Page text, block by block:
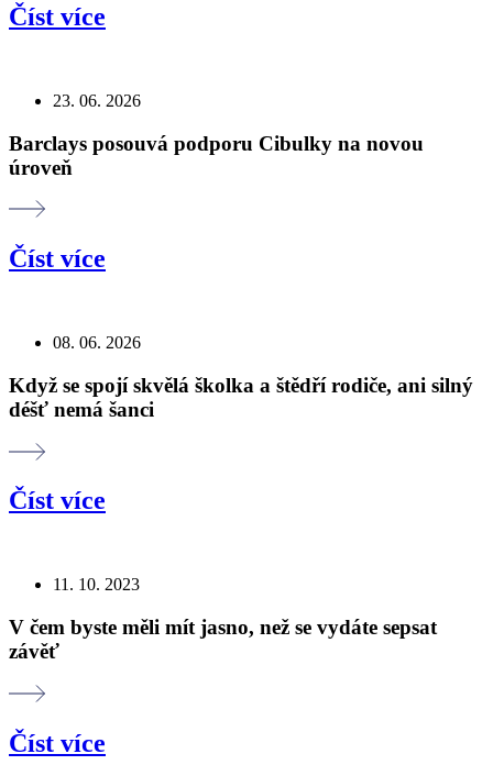
Číst více
23. 06. 2026
Barclays posouvá podporu Cibulky na novou
úroveň
Číst více
08. 06. 2026
Když se spojí skvělá školka a štědří rodiče, ani silný
déšť nemá šanci
Číst více
11. 10. 2023
V čem byste měli mít jasno, než se vydáte sepsat
závěť
Číst více